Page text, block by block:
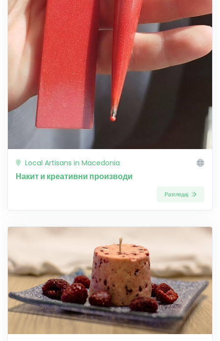
Local Artisans in Macedonia
Накит и креативни производи
Разгледај